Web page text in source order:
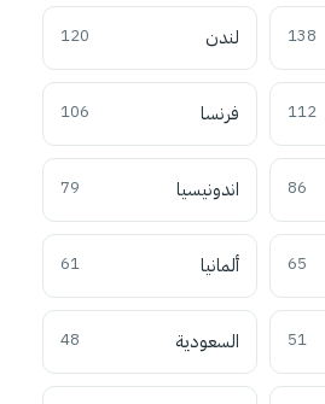
138 لندن 120
112 فرنسا 106
86 اندونيسيا 79
65 ألمانيا 61
51 السعودية 48